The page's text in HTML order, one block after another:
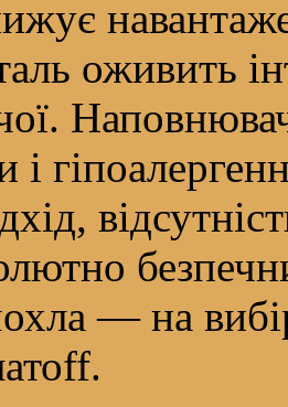
оживить
і
— на